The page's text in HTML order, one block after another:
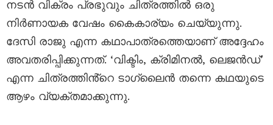
നടൻ വിക്രം പ്രഭുവും ചിത്രത്തിൽ ഒരു
നിർണായക വേഷം കൈകാര്യം ചെയ്യുന്നു.
ദേസി രാജു എന്ന കഥാപാത്രത്തെയാണ് അദ്ദേഹം
അവതരിപ്പിക്കുന്നത്. ‘വിക്ടിം, ക്രിമിനൽ, ലെജൻഡ്’
എന്ന ചിത്രത്തിൻ്റെ ടാഗ്ലൈൻ തന്നെ കഥയുടെ
ആഴം വ്യക്തമാക്കുന്നു.